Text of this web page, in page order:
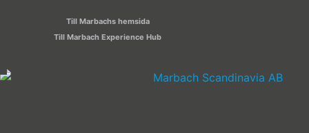
Till Marbachs hemsida
Till Marbach Experience Hub